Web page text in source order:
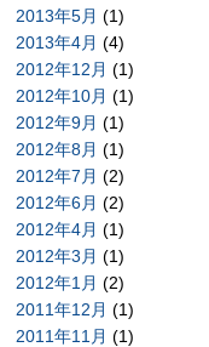
2013年5月 (1)
2013年4月 (4)
2012年12月 (1)
2012年10月 (1)
2012年9月 (1)
2012年8月 (1)
2012年7月 (2)
2012年6月 (2)
2012年4月 (1)
2012年3月 (1)
2012年1月 (2)
2011年12月 (1)
2011年11月 (1)